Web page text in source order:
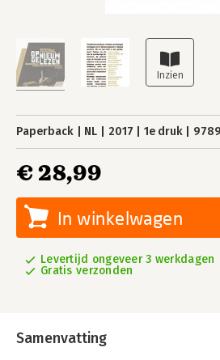
Paperback NL 2017 1e druk
€ 28,99
In winkelwagen
Levertijd ongeveer 3 werkdagen
Gratis verzonden
Samenvatting